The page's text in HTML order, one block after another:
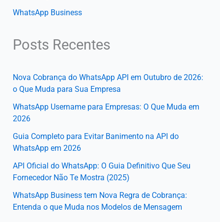
WhatsApp Business
Posts Recentes
Nova Cobrança do WhatsApp API em Outubro de 2026:
o Que Muda para Sua Empresa
WhatsApp Username para Empresas: O Que Muda em
2026
Guia Completo para Evitar Banimento na API do
WhatsApp em 2026
API Oficial do WhatsApp: O Guia Definitivo Que Seu
Fornecedor Não Te Mostra (2025)
WhatsApp Business tem Nova Regra de Cobrança:
Entenda o que Muda nos Modelos de Mensagem